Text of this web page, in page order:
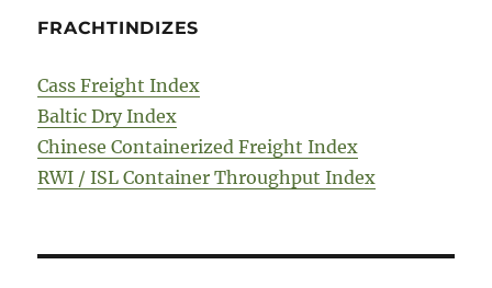
FRACHTINDIZES
Cass Freight Index
Baltic Dry Index
Chinese Containerized Freight Index
RWI / ISL Container Throughput Index